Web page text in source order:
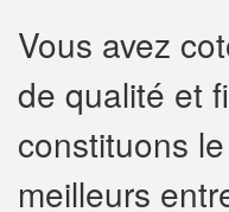
Vous avez
de qualité et
constituons
meilleurs